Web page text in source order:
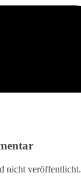
nicht veröffentlicht.